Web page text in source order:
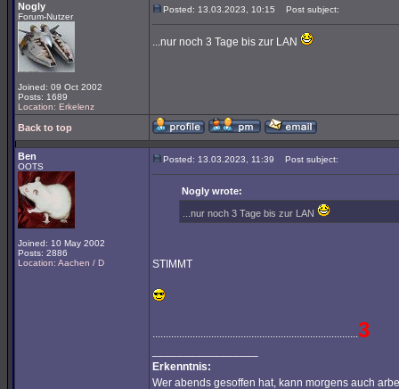
Nogly
Forum-Nutzer
Joined: 09 Oct 2002
Posts: 1689
Location: Erkelenz
Posted: 13.03.2023, 10:15 Post subject:
...nur noch 3 Tage bis zur LAN
Back to top
Ben
OOTS
Joined: 10 May 2002
Posts: 2886
Location: Aachen / D
Posted: 13.03.2023, 11:39 Post subject:
Nogly wrote:
...nur noch 3 Tage bis zur LAN
STIMMT
.............................................................................3
Erkenntnis:
Wer abends gesoffen hat, kann morgens auch